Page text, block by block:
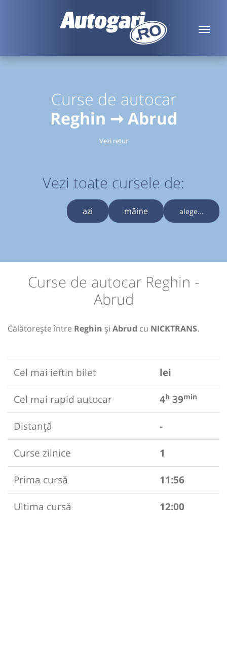
Curse de autocar
Reghin ➞ Abrud
Vezi retur
Vezi toate cursele de:
azi mâine alege...
Curse de autocar Reghin -
Abrud
Călătorește între Reghin și Abrud cu NICKTRANS.
Cel mai ieftin bilet
lei
Cel mai rapid autocar
4h 39min
Distanță
-
Curse zilnice
1
Prima cursă
11:56
Ultima cursă
12:00